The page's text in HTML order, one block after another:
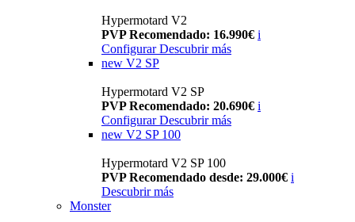
Hypermotard V2
PVP Recomendado: 16.990€ i
Configurar Descubrir más
new V2 SP
Hypermotard V2 SP
PVP Recomendado: 20.690€ i
Configurar Descubrir más
new V2 SP 100
Hypermotard V2 SP 100
PVP Recomendado desde: 29.000€ i
Descubrir más
Monster